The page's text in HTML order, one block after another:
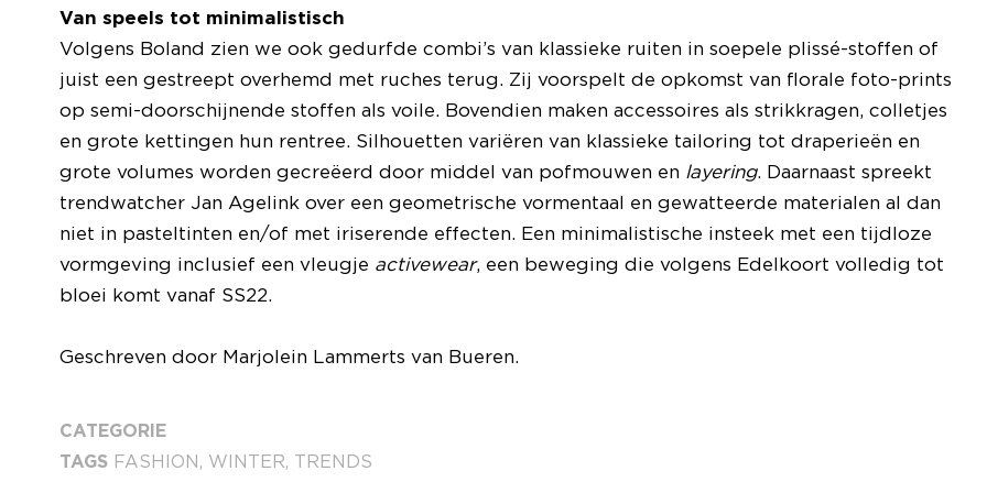
Van speels tot minimalistisch
Volgens Boland zien we ook gedurfde combi’s van klassieke ruiten in soepele plissé-stoffen of
juist een gestreept overhemd met ruches terug. Zij voorspelt de opkomst van florale foto-prints
op semi-doorschijnende stoffen als voile. Bovendien maken accessoires als strikkragen, colletjes
en grote kettingen hun rentree. Silhouetten variëren van klassieke tailoring tot draperieën en
grote volumes worden gecreëerd door middel van pofmouwen en layering. Daarnaast spreekt
trendwatcher Jan Agelink over een geometrische vormentaal en gewatteerde materialen al dan
niet in pasteltinten en/of met iriserende effecten. Een minimalistische insteek met een tijdloze
vormgeving inclusief een vleugje activewear, een beweging die volgens Edelkoort volledig tot
bloei komt vanaf SS22.
Geschreven door Marjolein Lammerts van Bueren.
CATEGORIE
TAGS FASHION, WINTER, TRENDS